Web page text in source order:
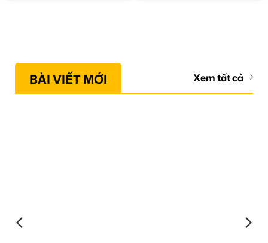
BÀI VIẾT MỚI Xem tất cả